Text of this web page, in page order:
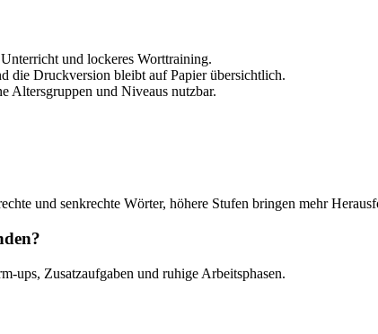
und lockeres Worttraining.
die Druckversion bleibt auf Papier übersichtlich.
Altersgruppen und Niveaus nutzbar.
und senkrechte Wörter, höhere Stufen bringen mehr
ups, Zusatzaufgaben und ruhige Arbeitsphasen.